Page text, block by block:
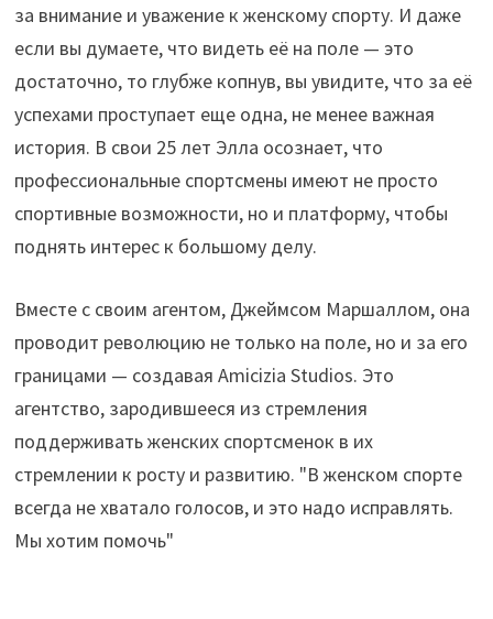
за внимание и уважение к женскому спорту. И даже
если вы думаете, что видеть её на поле — это
достаточно, то глубже копнув, вы увидите, что за её
успехами проступает еще одна, не менее важная
история. В свои 25 лет Элла осознает, что
профессиональные спортсмены имеют не просто
спортивные возможности, но и платформу, чтобы
поднять интерес к большому делу.
Вместе с своим агентом, Джеймсом Маршаллом, она
проводит революцию не только на поле, но и за его
границами — создавая Amicizia Studios. Это
агентство, зародившееся из стремления
поддерживать женских спортсменок в их
стремлении к росту и развитию. "В женском спорте
всегда не хватало голосов, и это надо исправлять.
Мы хотим помочь"